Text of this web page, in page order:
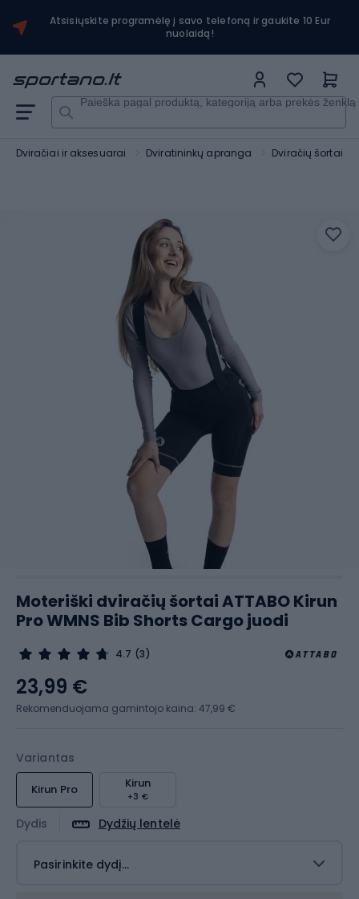
Atsisiųskite programėlę į savo telefoną ir gaukite 10 Eur
nuolaidą!
Paieška pagal produktą, kategoriją arba prekės ženklą
Dviračiai ir aksesuarai Dviratininkų apranga Dviračių šortai
Moteriški dviračių šortai ATTABO Kirun
Pro WMNS Bib Shorts Cargo juodi
4.7 (3)
Variantas
Kirun Pro Kirun
+3 €
Dydis Dydžių lentelė
Pasirinkite dydį...
23,99 €
Rekomenduojama gamintojo kaina: 47,99 €